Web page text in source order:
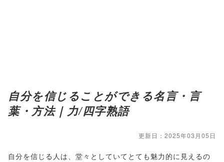
自分を信じることができる名言・言
葉・方法｜力/四字熟語
更新日：2025年03月05日
自分を信じる人は、堂々としていてとても魅力的に見えるの